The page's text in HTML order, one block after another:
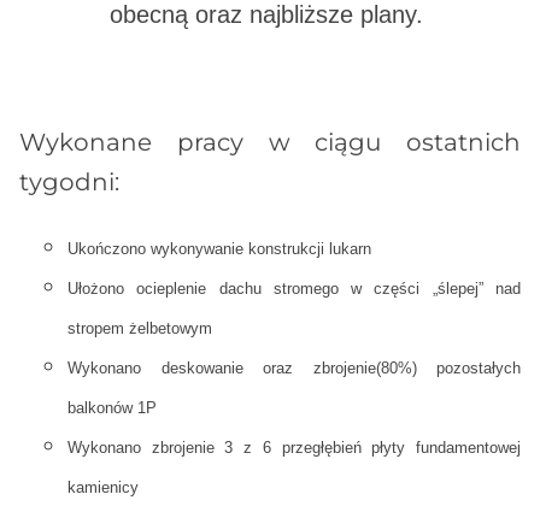
obecną oraz najbliższe plany.
Wykonane pracy w ciągu ostatnich
tygodni:
Ukończono wykonywanie konstrukcji lukarn
Ułożono ocieplenie dachu stromego w części „ślepej” nad
stropem żelbetowym
Wykonano deskowanie oraz zbrojenie(80%) pozostałych
balkonów 1P
Wykonano zbrojenie 3 z 6 przegłębień płyty fundamentowej
kamienicy